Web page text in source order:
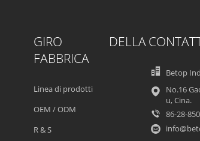
GIRO DELLA
FABBRICA
Linea di prodotti
OEM / ODM
R & S
Betop
No.16
u, Cina.
86-28-